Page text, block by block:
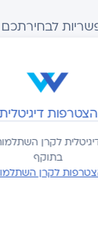
לבחירתכם
הצטרפות
לקרן
בתוקף
לקרן